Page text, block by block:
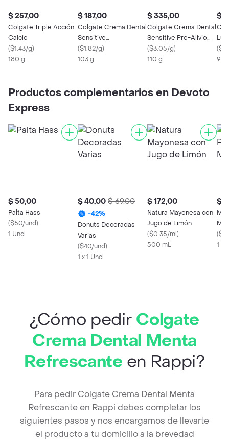
$ 257,00
Colgate Triple Acción
Calcio
($1.43/g)
180 g
$ 187,00
Colgate Crema Dental
Sensitive
Blanqueadora Pm 90
($1.82/g)
103 g
$ 335,00
Colgate Crema Dental
Sensitive Pro-Alivio
Original
($3.05/g)
110 g
$
(
90
Productos complementarios en Devoto
Express
$ 50,00
Palta Hass
($50/und)
1 Und
$ 40,00 $ 69,00
-42%
Donuts Decoradas
Varias
($40/und)
1 x 1 Und
$ 172,00
Natura Mayonesa con
Jugo de Limón
($0.35/ml)
500 mL
$
(
1 X
¿Cómo pedir Colgate
Crema Dental Menta
Refrescante en Rappi?
Para pedir Colgate Crema Dental Menta
Refrescante en Rappi debes completar los
siguientes pasos y nos encargamos de llevarte
el producto a tu domicilio a la brevedad